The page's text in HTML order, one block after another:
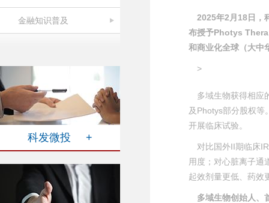
金融知识普及
科发微投 +
2025年2月18日，
布授予Photys
和商业化全球（大中
>
多域生物获得相应
及Photys部分股权等
开展临床试验。
对比国外II期临床
用度；对心脏离子通
起效剂量更低、药效
多域生物创始人、